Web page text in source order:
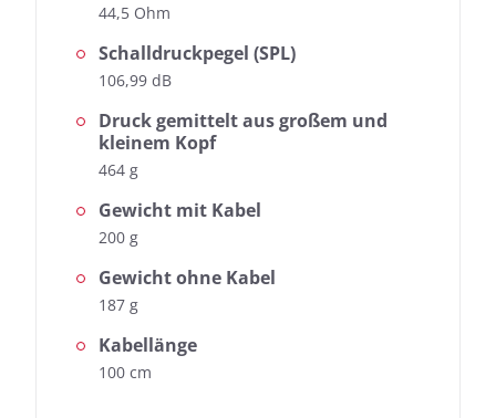
44,5 Ohm
Schalldruckpegel (SPL)
106,99 dB
Druck gemittelt aus großem und
kleinem Kopf
464 g
Gewicht mit Kabel
200 g
Gewicht ohne Kabel
187 g
Kabellänge
100 cm